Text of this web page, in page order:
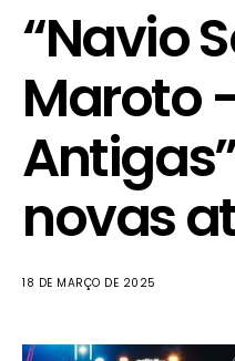
“Navio
Maroto
novas
18 DE MARÇO DE 2025